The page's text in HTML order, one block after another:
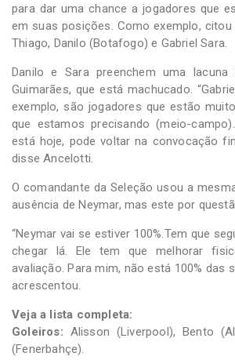
para dar uma chance a jogadores que
em suas posições. Como exemplo, citou
Thiago, Danilo (Botafogo) e Gabriel Sara.
Danilo e Sara preenchem uma lacuna
Guimarães, que está machucado.
exemplo, são jogadores que estão
que estamos precisando (meio-
está hoje, pode voltar na convocação
disse Ancelotti.
O comandante da Seleção usou a
ausência de Neymar, mas este por
“Neymar vai se estiver 100%.Tem que
chegar lá. Ele tem que melhorar
avaliação. Para mim, não está 100% das
acrescentou.
Veja a lista completa:
Goleiros: Alisson (Liverpool), Bento
(Fenerbahçe).